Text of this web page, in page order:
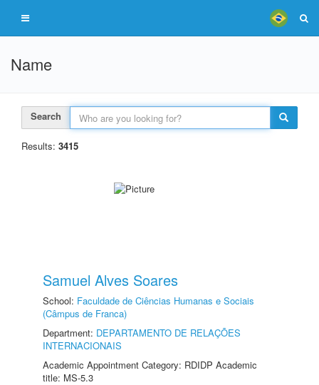
Name
Search
Results: 3415
Samuel Alves Soares
School: Faculdade de Ciências Humanas e Sociais
(Câmpus de Franca)
Department: DEPARTAMENTO DE RELAÇÕES
INTERNACIONAIS
Academic Appointment Category: RDIDP Academic
title: MS-5.3